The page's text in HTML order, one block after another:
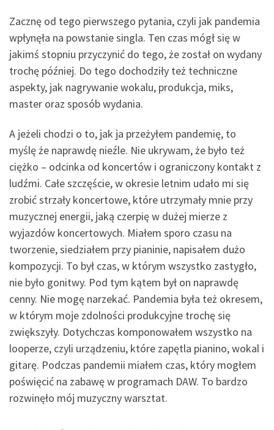
Zacznę od tego pierwszego pytania, czyli jak pandemia
wpłynęła na powstanie singla. Ten czas mógł się w
jakimś stopniu przyczynić do tego, że został on wydany
trochę później. Do tego dochodziły też techniczne
aspekty, jak nagrywanie wokalu, produkcja, miks,
master oraz sposób wydania.
A jeżeli chodzi o to, jak ja przeżyłem pandemię, to
myślę że naprawdę nieźle. Nie ukrywam, że było też
ciężko – odcinka od koncertów i ograniczony kontakt z
ludźmi. Całe szczęście, w okresie letnim udało mi się
zrobić strzały koncertowe, które utrzymały mnie przy
muzycznej energii, jaką czerpię w dużej mierze z
wyjazdów koncertowych. Miałem sporo czasu na
tworzenie, siedziałem przy pianinie, napisałem dużo
kompozycji. To był czas, w którym wszystko zastygło,
nie było gonitwy. Pod tym kątem był on naprawdę
cenny. Nie mogę narzekać. Pandemia była też okresem,
w którym moje zdolności produkcyjne trochę się
zwiększyły. Dotychczas komponowałem wszystko na
looperze, czyli urządzeniu, które zapętla pianino, wokal i
gitarę. Podczas pandemii miałem czas, który mogłem
poświęcić na zabawę w programach DAW. To bardzo
rozwinęło mój muzyczny warsztat.